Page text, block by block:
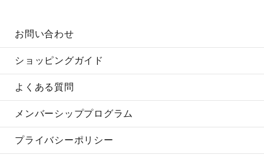
お問い合わせ
ショッピングガイド
よくある質問
メンバーシッププログラム
プライバシーポリシー